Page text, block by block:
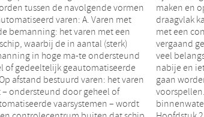
tussen de navolgende vormen
varen: A. Varen met
bemanning: het varen met een
waarbij de in aantal (sterk)
in hoge ma-te ondersteund
of gedeeltelijk geautomatiseerde
afstand bestuurd varen: het varen
– ondersteund door geheel of
vaarsystemen – wordt
wijze hiervoor (inter-nationaal)
gecreëerd. Het rapport sluit af
hoofdstuk. § 3 Aanpak. 7. Voor
varen bestaat momenteel
Welke experimenten er in de
toekomst uitgevoerd zullen
op dit ogenblik echter moeilijk te
kunnen experimenten zowel op
op zee worden uitgevoerd. In